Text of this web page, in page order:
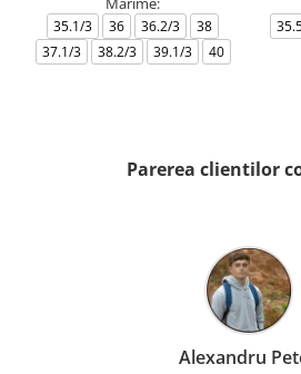
35.1/3 36 36.2/3
38
37.1/3
38.2/3 39.1/3 40
Parerea clientilor
Alexandru